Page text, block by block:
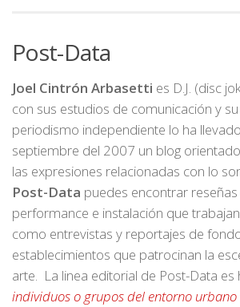
Post-Data
Joel Cintrón Arbasetti es D.J. (disc
con sus estudios de comunicación y
periodismo independiente lo ha
septiembre del 2007 un blog
las expresiones relacionadas con lo
Post-Data puedes encontrar
performance e instalación que
como entrevistas y reportajes de
establecimientos que patrocinan la
arte. La linea editorial de Post-Data es
individuos o grupos del entorno